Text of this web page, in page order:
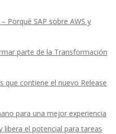
Porqué SAP sobre AWS y
parte de la Transformación
que contiene el nuevo Release
para una mejor experiencia
libera el potencial para tareas